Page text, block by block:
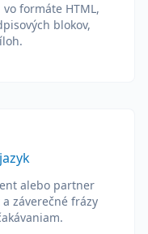
formáte HTML,
blokov,
alebo partner
záverečné frázy